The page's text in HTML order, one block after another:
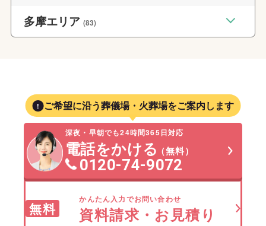
多摩エリア(83)
ご希望に沿う葬儀場・火葬場をご案内します
深夜・早朝でも24時間365日対応
電話をかける（無料）
0120-74-9072
無料
かんたん入力でお問い合わせ
資料請求・お見積り